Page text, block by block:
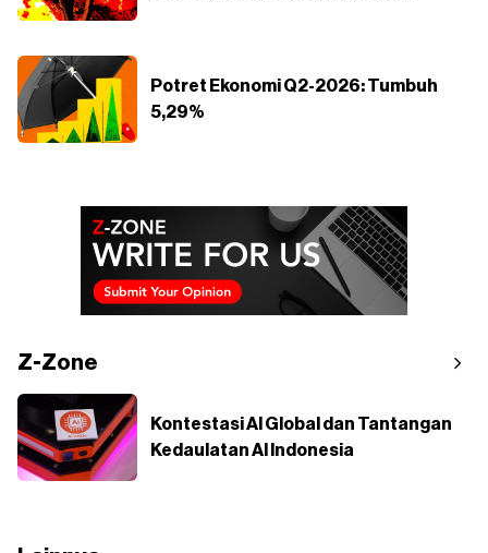
Potret Ekonomi Q2-2026: Tumbuh
5,29%
Z-Zone
Kontestasi AI Global dan Tantangan
Kedaulatan AI Indonesia